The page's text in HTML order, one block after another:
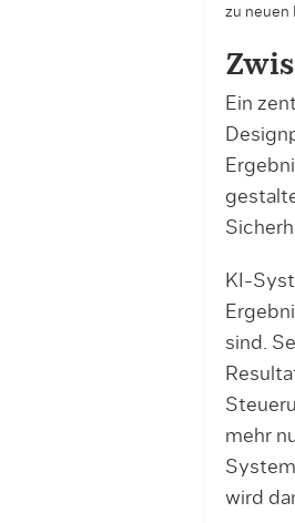
zu neuen
Ein
KI-
sind.
mehr
wird